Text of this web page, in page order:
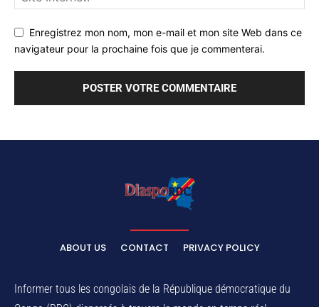
Enregistrez mon nom, mon e-mail et mon site Web dans ce
navigateur pour la prochaine fois que je commenterai.
ABOUT US CONTACT PRIVACY POLICY
Informer tous les congolais de la République démocratique du